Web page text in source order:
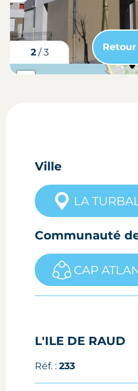
3/3
carte situation du bien
Ville
LA
Communauté
CAP
L'ILE DE RAUD
Réf. :233